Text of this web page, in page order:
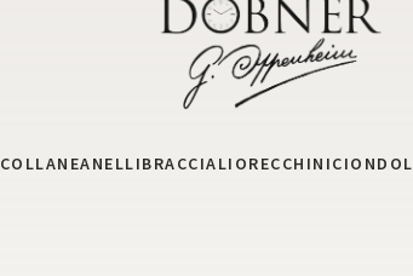
COLLANEANELLIBRACCIALI ORECCHINI